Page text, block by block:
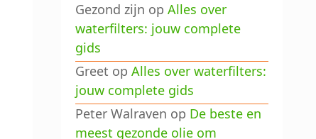
Gezond zijn op Alles over
waterfilters: jouw complete
gids
Greet op Alles over waterfilters:
jouw complete gids
Peter Walraven op De beste en
meest gezonde olie om